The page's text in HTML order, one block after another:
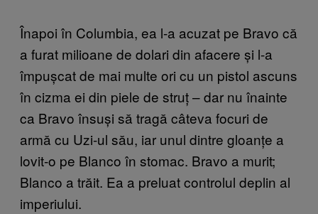
Înapoi în Columbia, ea l-a acuzat pe Bravo că
a furat milioane de dolari din afacere și l-a
împușcat de mai multe ori cu un pistol ascuns
în cizma ei din piele de struț – dar nu înainte
ca Bravo însuși să tragă câteva focuri de
armă cu Uzi-ul său, iar unul dintre gloanțe a
lovit-o pe Blanco în stomac. Bravo a murit;
Blanco a trăit. Ea a preluat controlul deplin al
imperiului.